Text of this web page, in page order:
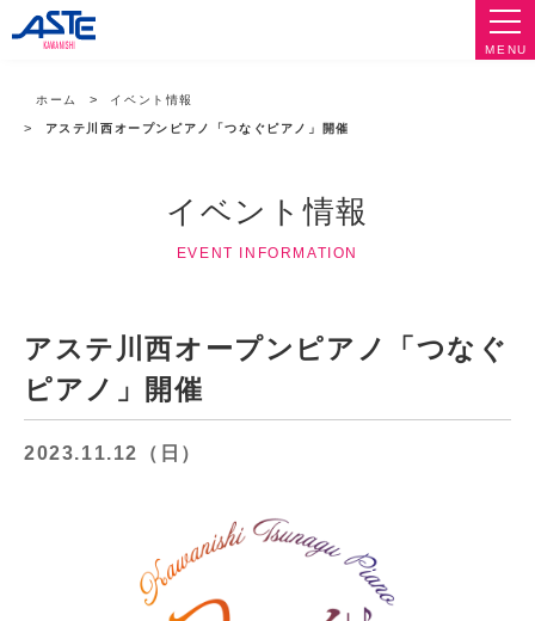
MENU
ホーム イベント情報
アステ川西オープンピアノ「つなぐピアノ」開催
イベント情報
EVENT INFORMATION
アステ川西オープンピアノ「つなぐ
ピアノ」開催
2023.11.12（日）